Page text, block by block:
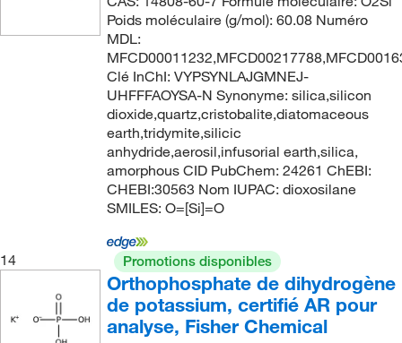
Poids moléculaire (g/mol): 60.08 Numéro
MDL:
Clé InChI: VYPSYNLAJGMNEJ-
UHFFFAOYSA-N Synonyme: silica,silicon
dioxide,quartz,cristobalite,diatomaceous
earth,tridymite,silicic
anhydride,aerosil,infusorial earth,silica,
amorphous CID PubChem: 24261 ChEBI:
CHEBI:30563 Nom IUPAC: dioxosilane
SMILES: O=[Si]=O
14 Promotions disponibles
Orthophosphate de dihydrogène
de potassium, certifié AR pour
analyse, Fisher Chemical